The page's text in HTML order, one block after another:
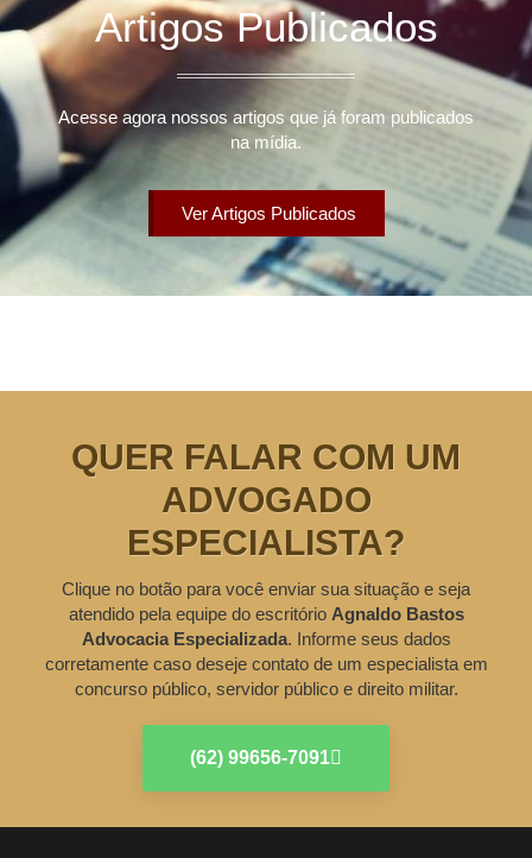
Artigos Publicados
Acesse agora nossos artigos que já foram publicados
na mídia.
Ver Artigos Publicados
QUER FALAR COM UM
ADVOGADO
ESPECIALISTA?
Clique no botão para você enviar sua situação e seja
atendido pela equipe do escritório Agnaldo Bastos
Advocacia Especializada. Informe seus dados
corretamente caso deseje contato de um especialista em
concurso público, servidor público e direito militar.
(62) 99656-7091